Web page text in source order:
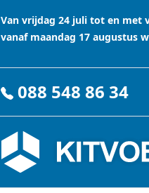
Van vrijdag 24 juli tot en met
vanaf maandag 17 augustus
088 548 86 34